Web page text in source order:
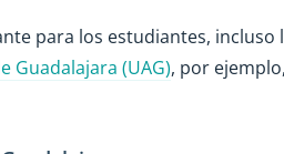
para los estudiantes, incluso
Guadalajara (UAG), por